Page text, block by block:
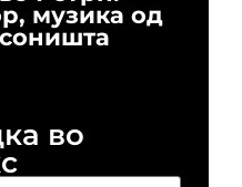
музика од
во